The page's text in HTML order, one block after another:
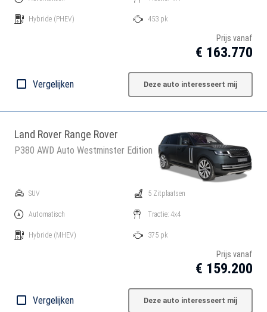
Hybride (PHEV) 453 pk
Prijs vanaf
€ 163.770
Vergelijken Deze auto interesseert mij
Land Rover Range Rover
P380 AWD Auto Westminster Edition
SUV
Automatisch
Hybride (MHEV)
5 Zitplaatsen
Tractie: 4x4
375 pk
Prijs vanaf
€ 159.200
Vergelijken Deze auto interesseert mij